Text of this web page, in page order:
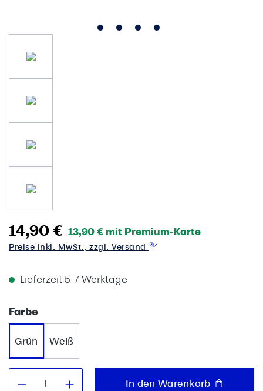
14,90 € 13,90 € mit Premium-Karte
Preise inkl. MwSt., zzgl. Versand
Lieferzeit 5-7 Werktage
Farbeauswählen
Grün Weiß
Produkt Anzahl: Gib denIn den Warenkorb